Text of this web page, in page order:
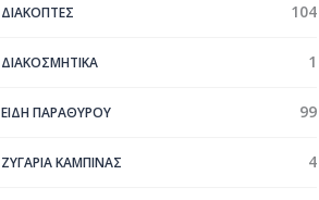
ΔΙΑΚΟΠΤΕΣ 104
ΔΙΑΚΟΣΜΗΤΙΚΑ 1
ΕΙΔΗ ΠΑΡΑΘΥΡΟΥ 99
ΖΥΓΑΡΙΑ ΚΑΜΠΙΝΑΣ 4